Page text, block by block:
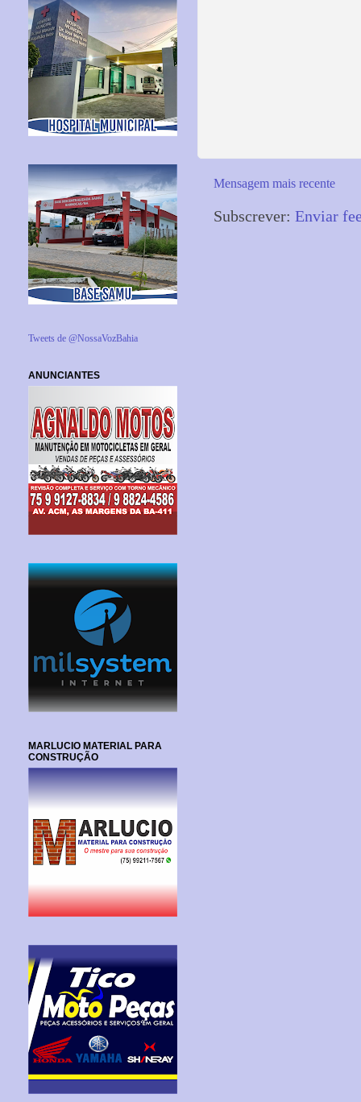
Mensagem mais recente
Subscrever: Enviar
Tweets de @NossaVozBahia
ANUNCIANTES
MARLUCIO MATERIAL PARA
CONSTRUÇÃO